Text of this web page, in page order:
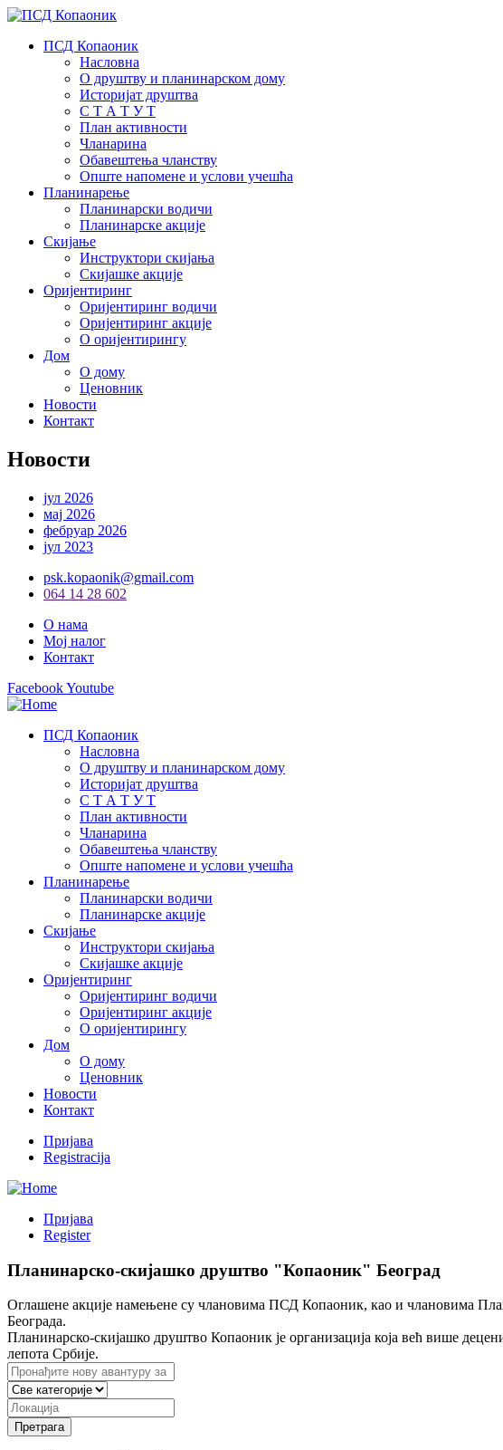
ПСД Копаоник
Насловна
О друштву и планинарском дому
Историјат друштва
С Т А Т У Т
План активности
Чланарина
Обавештења чланству
Опште напомене и услови учешћа
Планинарење
Планинарски водичи
Планинарске акције
Скијање
Инструктори скијања
Скијашке акције
Оријентиринг
Оријентиринг водичи
Оријентиринг акције
О оријентирингу
Дом
О дому
Ценовник
Новости
Контакт
Новости
јул 2026
мај 2026
фебруар 2026
јул 2023
psk.kopaonik@gmail.com
064 14 28 602
О нама
Мој налог
Контакт
FacebookYoutube
ПСД Копаоник
Насловна
О друштву и планинарском дому
Историјат друштва
С Т А Т У Т
План активности
Чланарина
Обавештења чланству
Опште напомене и услови учешћа
Планинарење
Планинарски водичи
Планинарске акције
Скијање
Инструктори скијања
Скијашке акције
Оријентиринг
Оријентиринг водичи
Оријентиринг акције
О оријентирингу
Дом
О дому
Ценовник
Новости
Контакт
Пријава
Registracija
Пријава
Register
Планинарско-скијашко друштво "Копаоник" Београд
Оглашене акције намењене су члановима ПСД Копаоник, као и члановима
Београда.
Планинарско-скијашко друштво Копаоник је организација која већ више
лепота Србије.
Претрага